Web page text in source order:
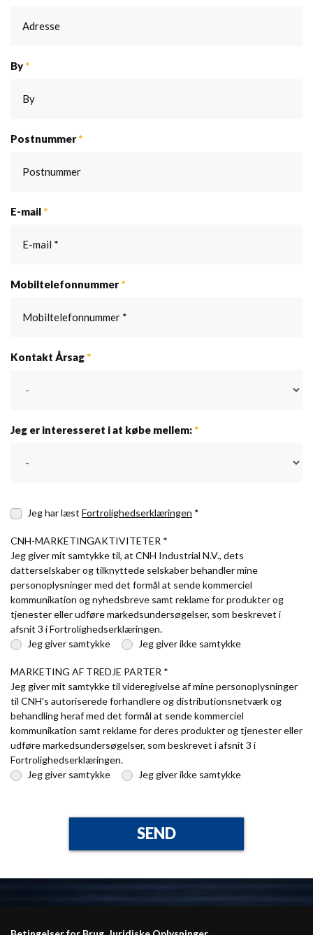
By *
Postnummer*
E-mail *
Mobiltelefonnummer*
Kontakt Årsag *
Jeg er interesseret i at købe mellem: *
Jeg har læst Fortrolighedserklæringen *
CNH-MARKETINGAKTIVITETER *
Jeg giver mit samtykke til, at CNH Industrial N.V., dets
datterselskaber og tilknyttede selskaber behandler mine
personoplysninger med det formål at sende kommerciel
kommunikation og nyhedsbreve samt reklame for produkter og
tjenester eller udføre markedsundersøgelser, som beskrevet i
afsnit 3 i Fortrolighedserklæringen.
Jeg giver samtykke
Jeg giver ikke samtykke
MARKETING AF TREDJE PARTER *
Jeg giver mit samtykke til videregivelse af mine personoplysninger
til CNH's autoriserede forhandlere og distributionsnetværk og
behandling heraf med det formål at sende kommerciel
kommunikation samt reklame for deres produkter og tjenester eller
udføre markedsundersøgelser, som beskrevet i afsnit 3 i
Fortrolighedserklæringen.
Jeg giver samtykke
Jeg giver ikke samtykke
SEND